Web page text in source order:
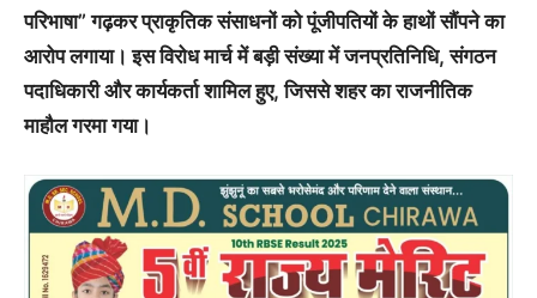
परिभाषा” गढ़कर प्राकृतिक संसाधनों को पूंजीपतियों के हाथों सौंपने का
आरोप लगाया। इस विरोध मार्च में बड़ी संख्या में जनप्रतिनिधि, संगठन
पदाधिकारी और कार्यकर्ता शामिल हुए, जिससे शहर का राजनीतिक
माहौल गरमा गया।